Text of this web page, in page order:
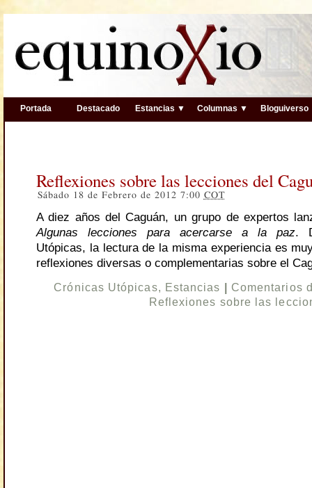
Portada Destacado Estancias ▼ Columnas ▼ Bloguiverso
Reflexiones sobre las lecciones del
Sábado 18 de Febrero de 2012 7:00 COT
A diez años del Caguán, un grupo de expertos
Algunas lecciones para acercarse a la paz.
Utópicas, la lectura de la misma experiencia es
reflexiones diversas o complementarias sobre el
Crónicas Utópicas, Estancias
Comentarios
Reflexiones sobre las